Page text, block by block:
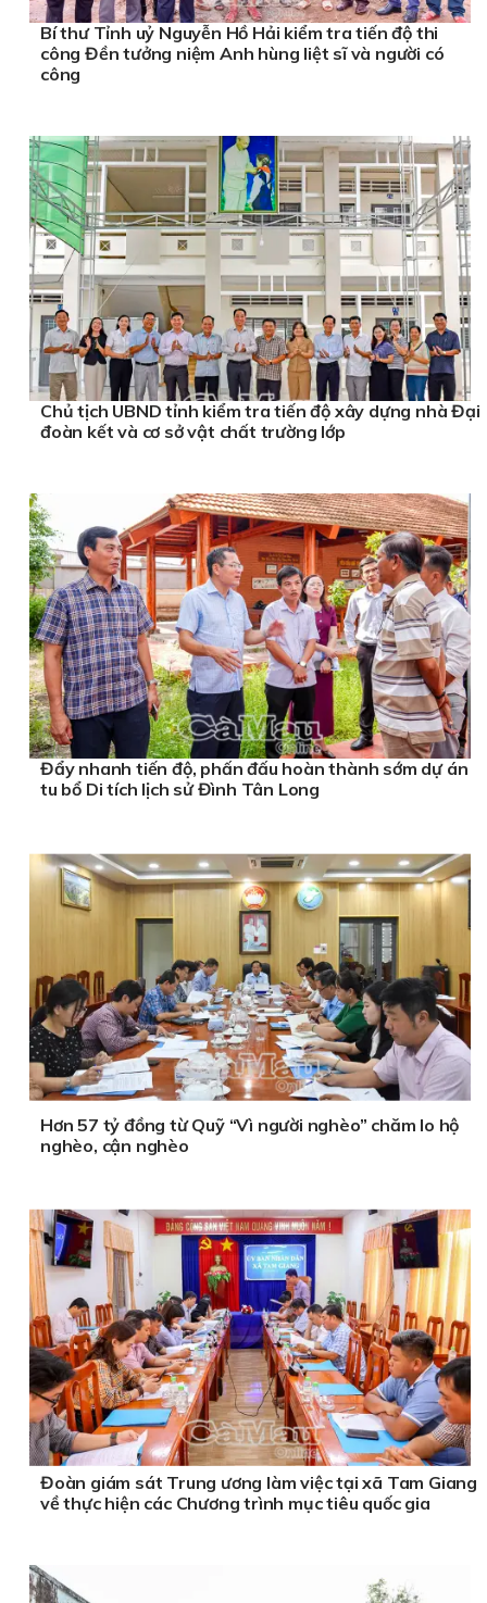
Bí thư Tỉnh uỷ Nguyễn Hồ Hải kiểm tra tiến độ thi
công Đền tưởng niệm Anh hùng liệt sĩ và người có
công
Chủ tịch UBND tỉnh kiểm tra tiến độ xây dựng nhà Đại
đoàn kết và cơ sở vật chất trường lớp
Đẩy nhanh tiến độ, phấn đấu hoàn thành sớm dự án
tu bổ Di tích lịch sử Đình Tân Long
Hơn 57 tỷ đồng từ Quỹ “Vì người nghèo” chăm lo hộ
nghèo, cận nghèo
Đoàn giám sát Trung ương làm việc tại xã Tam Giang
về thực hiện các Chương trình mục tiêu quốc gia